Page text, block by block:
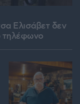
Ελισάβετ δεν
τηλέφωνο